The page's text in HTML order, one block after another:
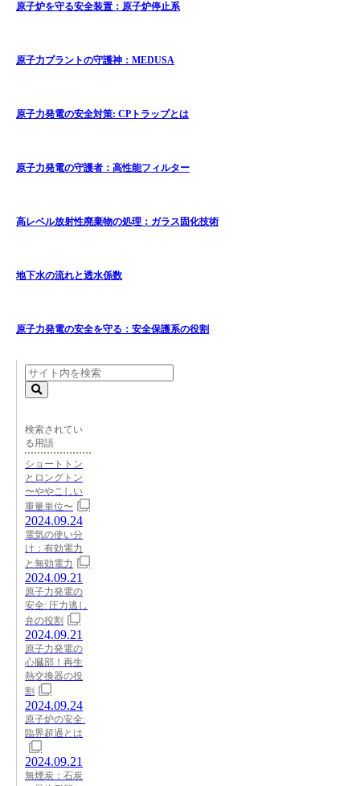
原子炉を守る安全装置：原子炉停止系
原子力プラントの守護神：MEDUSA
原子力発電の安全対策: CPトラップとは
原子力発電の守護者：高性能フィルター
高レベル放射性廃棄物の処理：ガラス固化技術
地下水の流れと透水係数
原子力発電の安全を守る：安全保護系の役割
検索されてい
る用語
ショートトン
とロングトン
〜ややこしい
重量単位〜
2024.09.24
電気の使い分
け：有効電力
と無効電力
2024.09.21
原子力発電の
安全: 圧力逃し
弁の役割
2024.09.21
原子力発電の
心臓部！再生
熱交換器の役
割
2024.09.24
原子炉の安全:
臨界超過とは
2024.09.21
無煙炭：石炭